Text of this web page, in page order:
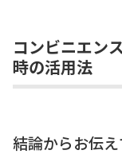
コンビニエン
時の活用法
結論からお伝え